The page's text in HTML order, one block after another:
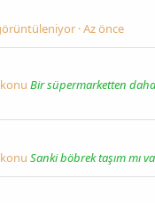
Az önce
Bir süpermarketten
Sanki böbrek taşım mı